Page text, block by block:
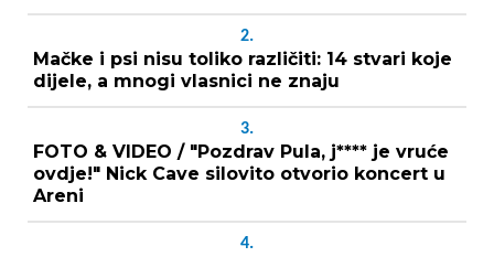
2.
Mačke i psi nisu toliko različiti: 14 stvari koje
dijele, a mnogi vlasnici ne znaju
3.
FOTO & VIDEO / "Pozdrav Pula, j**** je vruće
ovdje!" Nick Cave silovito otvorio koncert u
Areni
4.